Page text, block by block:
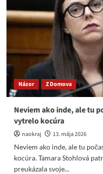
progresívci.
Pracujte
–
čmuchajte,
hľadajte
Názor Z Domova
Neviem ako inde, ale tu
vytrelo kocúra
naokraj
13. mája 2026
Neviem ako inde, ale tu
kocúra. Tamara Stohlová
preukázala svoje...